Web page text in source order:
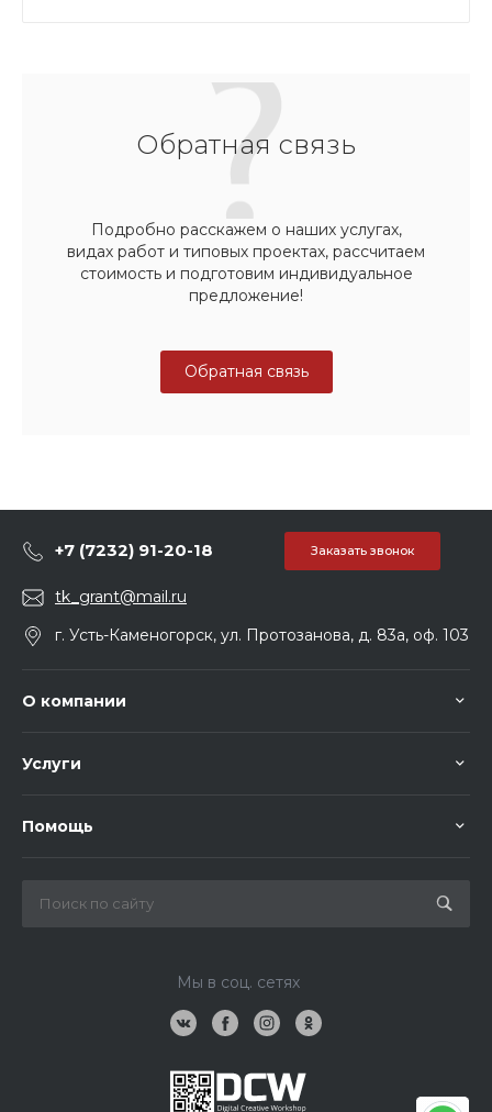
Обратная связь
Подробно расскажем о наших услугах,
видах работ и типовых проектах, рассчитаем
стоимость и подготовим индивидуальное
предложение!
Обратная связь
+7 (7232) 91-20-18 Заказать звонок
tk_grant@mail.ru
г. Усть-Каменогорск, ул. Протозанова, д. 83а, оф. 103
О компании
Услуги
Помощь
Мы в соц. сетях